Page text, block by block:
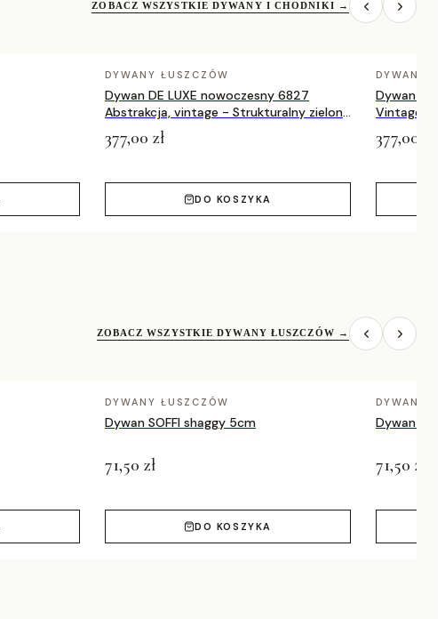
ZOBACZ WSZYSTKIE DYWANY I CHODNIKI →
DYWANY ŁUSZCZÓW
Dywan DE LUXE nowoczesny 6827
Abstrakcja, vintage - Strukturalny zielony
377,00 zł
DO KOSZYKA
DYWANY
Dywan DE
Vintage
377,00 zł
ZOBACZ WSZYSTKIE DYWANY ŁUSZCZÓW →
DYWANY ŁUSZCZÓW
Dywan SOFFI shaggy 5cm
71,50 zł
DO KOSZYKA
DYWANY
Dywan
71,50 zł